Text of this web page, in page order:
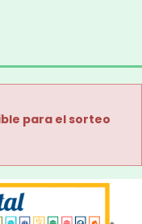
para el sorteo